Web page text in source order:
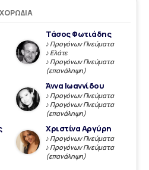
ΧΟΡΩΔΊΑ
Τάσος Φωτιάδης
♪ Προγόνων Πνεύματα
♪ Ελάτε
♪ Προγόνων Πνεύματα
(επανάληψη)
Άννα Ιωαννίδου
♪ Προγόνων Πνεύματα
♪ Προγόνων Πνεύματα
(επανάληψη)
Χριστίνα Αργύρη
♪ Προγόνων Πνεύματα
♪ Προγόνων Πνεύματα
(επανάληψη)